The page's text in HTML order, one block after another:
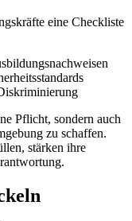
eine Checkliste
Pflicht, sondern auch
zu schaffen.
stärken ihre